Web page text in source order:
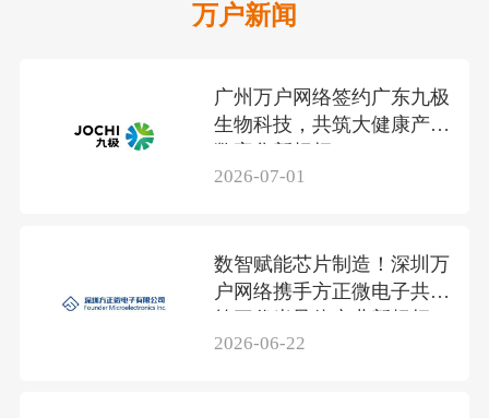
万户新闻
广州万户网络签约广东九极
生物科技，共筑大健康产业
2026-07-01
数智赋能芯片制造！深圳万
户网络携手方正微电子共筑
2026-06-22